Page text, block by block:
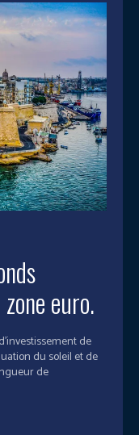
euro.
de
du soleil et de
de